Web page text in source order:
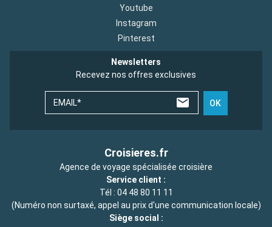
Youtube
Instagram
Pinterest
Newsletters
Recevez nos offres exclusives
EMAIL* OK
Croisieres.fr
Agence de voyage spécialisée croisière
Service client :
Tél : 04 48 80 11 11
(Numéro non surtaxé, appel au prix d'une communication locale)
Siège social :